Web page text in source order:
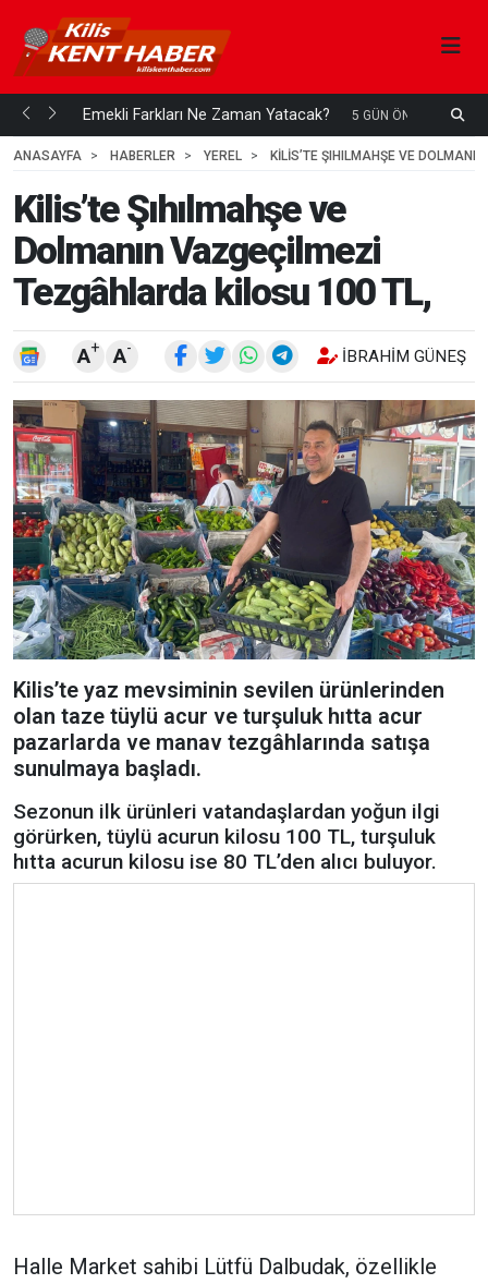
mi... Emekli Farkları Ne Zaman Yatacak? 5 GÜN ÖNCE
ANASAYFA HABERLER YEREL KILIS’TE ŞIHILMAHŞE VE
Kilis’te Şıhılmahşe ve
Dolmanın Vazgeçilmezi
Tezgâhlarda kilosu 100 TL,
A+ A- İBRAHIM GÜNEŞ
Kilis’te yaz mevsiminin sevilen ürünlerinden
olan taze tüylü acur ve turşuluk hıtta acur
pazarlarda ve manav tezgâhlarında satışa
sunulmaya başladı.
Sezonun ilk ürünleri vatandaşlardan yoğun ilgi
görürken, tüylü acurun kilosu 100 TL, turşuluk
hıtta acurun kilosu ise 80 TL’den alıcı buluyor.
Halle Market sahibi Lütfü Dalbudak, özellikle